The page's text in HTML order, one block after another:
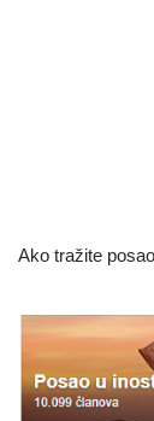
Ako tražite